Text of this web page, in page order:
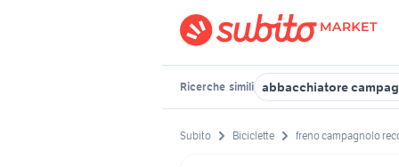
Ricerche simili abbacchiatore
Subito Biciclette freno campagnolo